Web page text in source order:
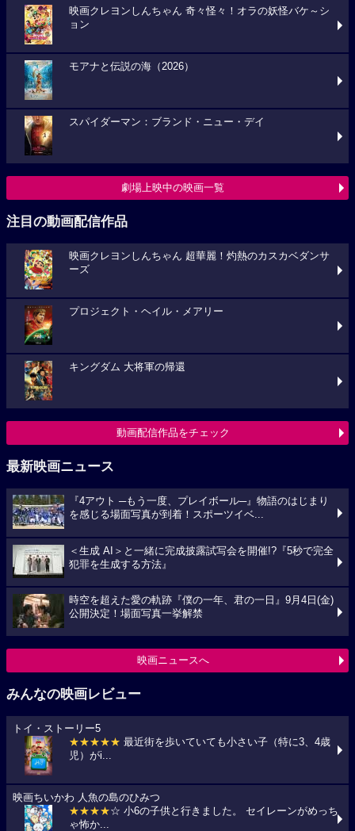
映画クレヨンしんちゃん 奇々怪々！オラの妖怪バケ～シ
ョン
モアナと伝説の海（2026）
スパイダーマン：ブランド・ニュー・デイ
劇場上映中の映画一覧
注目の動画配信作品
映画クレヨンしんちゃん 超華麗！灼熱のカスカベダンサ
ーズ
プロジェクト・ヘイル・メアリー
キングダム 大将軍の帰還
動画配信作品をチェック
最新映画ニュース
『4アウト ─もう一度、プレイボール─』物語のはじまり
を感じる場面写真が到着！スポーツイベ...
＜生成 AI＞と一緒に完成披露試写会を開催!?『5秒で完全
犯罪を生成する方法』
時空を超えた愛の軌跡『僕の一年、君の一日』9月4日(金)
公開決定！場面写真一挙解禁
映画ニュースへ
みんなの映画レビュー
トイ・ストーリー5
★★★★★ 最近街を歩いていても小さい子（特に3、4歳
児）がi...
映画ちいかわ 人魚の島のひみつ
★★★★☆ 小6の子供と行きました。 セイレーンがめっち
ゃ怖か...